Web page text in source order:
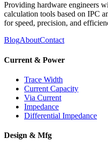
Providing hardware engineers
calculation tools based on IPC
for speed, precision, and
BlogAboutContact
Current & Power
Trace Width
Current Capacity
Via Current
Impedance
Differential Impedance
Design & Mfg